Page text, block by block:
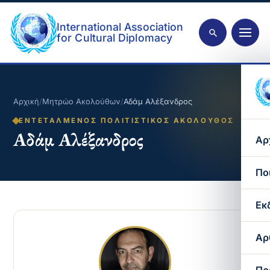
International Association
for Cultural Diplomacy
Αρχική/Μητρώο Ακολούθων/Αδάμ Αλέξανδρος
ΕΝΤΕΤΑΛΜΈΝΟΣ ΠΟΛΙΤΙΣΤΙΚΌΣ ΑΚΌΛΟΥΘΟΣ
Αδάμ Αλέξανδρος